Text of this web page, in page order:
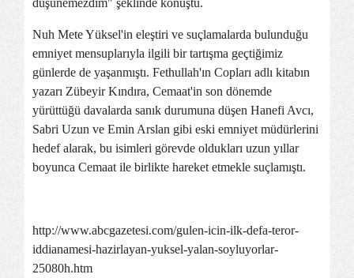
düşünemezdim" şeklinde konuştu.
Nuh Mete Yüksel'in eleştiri ve suçlamalarda bulunduğu
emniyet mensuplarıyla ilgili bir tartışma geçtiğimiz
günlerde de yaşanmıştı. Fethullah'ın Copları adlı kitabın
yazarı Zübeyir Kındıra, Cemaat'in son dönemde
yürüttüğü davalarda sanık durumuna düşen Hanefi Avcı,
Sabri Uzun ve Emin Arslan gibi eski emniyet müdürlerini
hedef alarak, bu isimleri görevde oldukları uzun yıllar
boyunca Cemaat ile birlikte hareket etmekle suçlamıştı.
http://www.abcgazetesi.com/gulen-icin-ilk-defa-teror-
iddianamesi-hazirlayan-yuksel-yalan-soyluyorlar-
25080h.htm